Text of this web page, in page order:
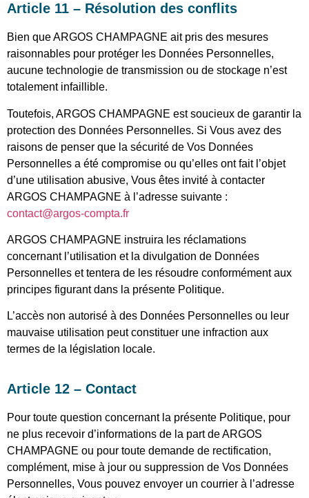
Article 11 – Résolution des conflits
Bien que ARGOS CHAMPAGNE ait pris des mesures
raisonnables pour protéger les Données Personnelles,
aucune technologie de transmission ou de stockage n’est
totalement infaillible.
Toutefois, ARGOS CHAMPAGNE est soucieux de garantir la
protection des Données Personnelles. Si Vous avez des
raisons de penser que la sécurité de Vos Données
Personnelles a été compromise ou qu’elles ont fait l’objet
d’une utilisation abusive, Vous êtes invité à contacter
ARGOS CHAMPAGNE à l’adresse suivante :
contact@argos-compta.fr
ARGOS CHAMPAGNE instruira les réclamations
concernant l’utilisation et la divulgation de Données
Personnelles et tentera de les résoudre conformément aux
principes figurant dans la présente Politique.
L’accès non autorisé à des Données Personnelles ou leur
mauvaise utilisation peut constituer une infraction aux
termes de la législation locale.
Article 12 – Contact
Pour toute question concernant la présente Politique, pour
ne plus recevoir d’informations de la part de ARGOS
CHAMPAGNE ou pour toute demande de rectification,
complément, mise à jour ou suppression de Vos Données
Personnelles, Vous pouvez envoyer un courrier à l’adresse